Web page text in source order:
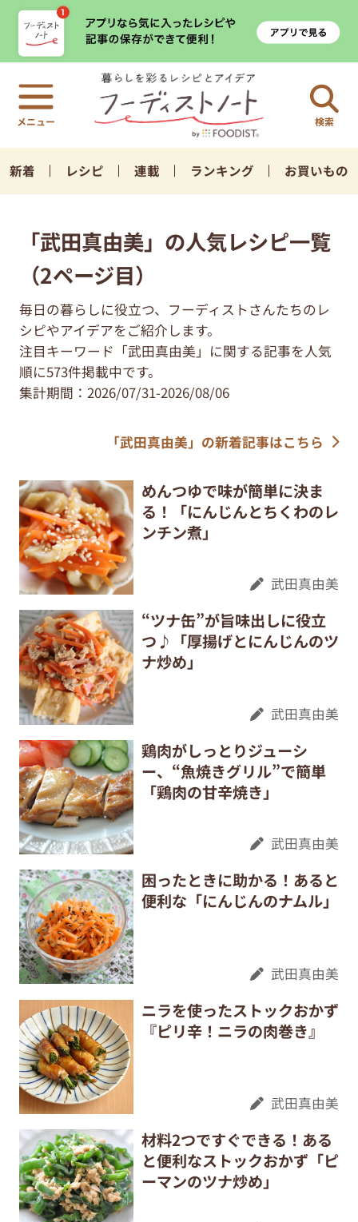
検索
新着 レシピ 連載 ランキング お買いもの
「武田真由美」の人気レシピ一覧
（2ページ目）
毎日の暮らしに役立つ、フーディストさんたちのレ
シピやアイデアをご紹介します。
注目キーワード「武田真由美」に関する記事を人気
順に573件掲載中です。
集計期間：2026/07/31-2026/08/06
「武田真由美」の新着記事はこちら
めんつゆで味が簡単に決ま
る！「にんじんとちくわのレ
ンチン煮」
武田真由美
“ツナ缶”が旨味出しに役立
つ♪「厚揚げとにんじんのツ
ナ炒め」
武田真由美
鶏肉がしっとりジューシ
ー、“魚焼きグリル”で簡単
「鶏肉の甘辛焼き」
武田真由美
困ったときに助かる！あると
便利な「にんじんのナムル」
武田真由美
ニラを使ったストックおかず
『ピリ辛！ニラの肉巻き』
武田真由美
材料2つですぐできる！ある
と便利なストックおかず「ピ
ーマンのツナ炒め」